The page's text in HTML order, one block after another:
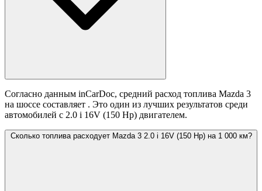
Согласно данным inCarDoc, средний расход топлива Mazda 3
на шоссе составляет . Это один из лучших результатов среди
автомобилей с 2.0 i 16V (150 Hp) двигателем.
Сколько топлива расходует Mazda 3 2.0 i 16V (150 Hp) на 1 000 км?